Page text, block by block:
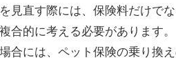
見直す際には、保険料だけで
合的に考える必要があります。
合には、ペット保険の乗り換